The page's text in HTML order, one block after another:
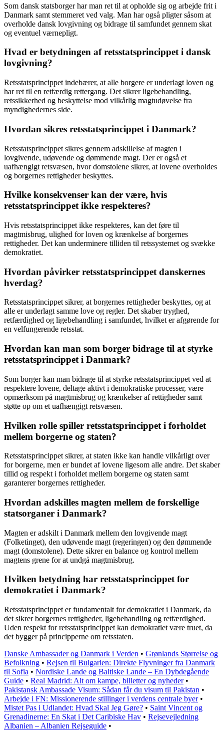
Som dansk statsborger har man ret til at opholde sig og arbejde frit i
Danmark samt stemmeret ved valg. Man har også pligter såsom at
overholde dansk lovgivning og bidrage til samfundet gennem skat
og eventuel værnepligt.
Hvad er betydningen af retsstatsprincippet i dansk
lovgivning?
Retsstatsprincippet indebærer, at alle borgere er underlagt loven og
har ret til en retfærdig rettergang. Det sikrer ligebehandling,
retssikkerhed og beskyttelse mod vilkårlig magtudøvelse fra
myndighedernes side.
Hvordan sikres retsstatsprincippet i Danmark?
Retsstatsprincippet sikres gennem adskillelse af magten i
lovgivende, udøvende og dømmende magt. Der er også et
uafhængigt retsvæsen, hvor domstolene sikrer, at lovene overholdes
og borgernes rettigheder beskyttes.
Hvilke konsekvenser kan der være, hvis
retsstatsprincippet ikke respekteres?
Hvis retsstatsprincippet ikke respekteres, kan det føre til
magtmisbrug, ulighed for loven og krænkelse af borgernes
rettigheder. Det kan underminere tilliden til retssystemet og svække
demokratiet.
Hvordan påvirker retsstatsprincippet danskernes
hverdag?
Retsstatsprincippet sikrer, at borgernes rettigheder beskyttes, og at
alle er underlagt samme love og regler. Det skaber tryghed,
retfærdighed og ligebehandling i samfundet, hvilket er afgørende for
en velfungerende retsstat.
Hvordan kan man som borger bidrage til at styrke
retsstatsprincippet i Danmark?
Som borger kan man bidrage til at styrke retsstatsprincippet ved at
respektere lovene, deltage aktivt i demokratiske processer, være
opmærksom på magtmisbrug og krænkelser af rettigheder samt
støtte op om et uafhængigt retsvæsen.
Hvilken rolle spiller retsstatsprincippet i forholdet
mellem borgerne og staten?
Retsstatsprincippet sikrer, at staten ikke kan handle vilkårligt over
for borgerne, men er bundet af lovene ligesom alle andre. Det skaber
tillid og respekt i forholdet mellem borgerne og staten samt
garanterer borgernes rettigheder.
Hvordan adskilles magten mellem de forskellige
statsorganer i Danmark?
Magten er adskilt i Danmark mellem den lovgivende magt
(Folketinget), den udøvende magt (regeringen) og den dømmende
magt (domstolene). Dette sikrer en balance og kontrol mellem
magtens grene for at undgå magtmisbrug.
Hvilken betydning har retsstatsprincippet for
demokratiet i Danmark?
Retsstatsprincippet er fundamentalt for demokratiet i Danmark, da
det sikrer borgernes rettigheder, ligebehandling og retfærdighed.
Uden respekt for retsstatsprincippet kan demokratiet være truet, da
det bygger på principperne om retsstaten.
Danske Ambassader og Danmark i Verden • Grønlands Størrelse og
Befolkning • Rejsen til Bulgarien: Direkte Flyvninger fra Danmark
til Sofia • Nordiske Lande og Baltiske Lande – En Dybdegående
Guide • Real Madrid: Alt om kampe, billetter og nyheder•
Pakistansk Ambassade Visum: Sådan får du visum til Pakistan •
Arbejde i FN: Missionerende stillinger i verdens centrale byer•
Mistet Pas i Udlandet: Hvad Skal Jeg Gøre? • Saint Vincent og
Grenadinerne: En Skat i Det Caribiske Hav • Rejsevejledning
Albanien – Albanien Rejseguide •